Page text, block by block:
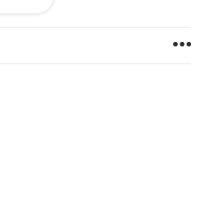
(mUI/ mL)
ml